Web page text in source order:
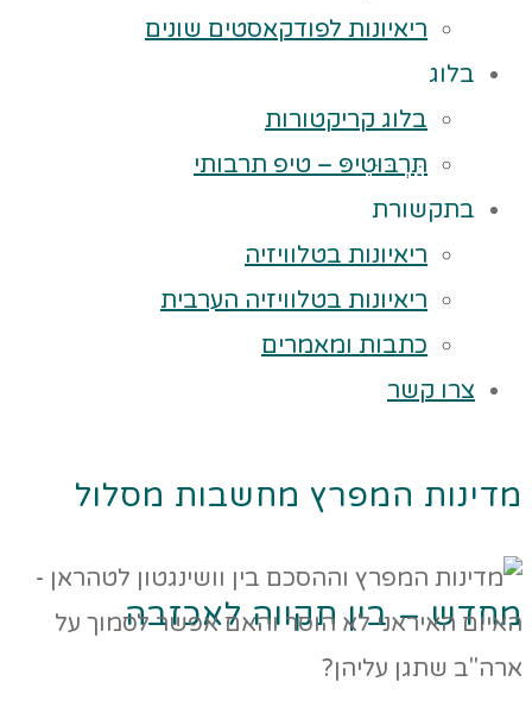
ריאיונות לפודקאסטים שונים
בלוג
בלוג קריקטורות
תַּרְבּוּטִיפּ – טיפ תרבותי
בתקשורת
ריאיונות בטלוויזיה
ריאיונות בטלוויזיה הערבית
כתבות ומאמרים
צרו קשר
מדינות המפרץ מחשבות מסלול
מחדש – בין תקווה לאכזבה